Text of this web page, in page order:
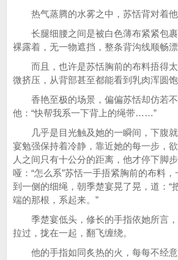
热气蒸腾的水雾之中，苏恬背对着他
长腿细腰之间是被白色薄布紧紧包裹
裸露着，无一物遮挡，整条背沟线顺畅漂
而且，也许是苏恬胸前的布料捂得太
微挤压，从背部甚至都能看到乳肉浑圆饱
香艳至极的场景，偏偏苏恬却仿若不
他：“快帮我系一下背上的绳带……”
几乎是目光触及她的一瞬间，下腹就
宴勉强保持着冷静，靠近她的每一步，
人之间只有十公分的距离，他才停下脚
哑：“怎么系”苏恬一手捂紧胸前的布料
到一侧的细绳，朝季楚宴晃了晃，道：“
端的那根，系起来。”
季楚宴低头，修长的手指依她所言，
拉过，拢在一起，翻飞缠绕。
他的手指如同炙热的火，每每不经意